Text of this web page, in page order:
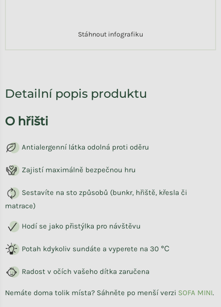
Stáhnout infografiku
Detailní popis produktu
O hřišti
Antialergenní látka odolná proti oděru
Zajistí maximálně bezpečnou hru
Sestavíte na sto způsobů (bunkr, hřiště, křesla či
matrace)
Hodí se jako přistýlka pro návštěvu
Potah kdykoliv sundáte a vyperete na 30 ℃
Radost v očích vašeho dítka zaručena
Nemáte doma tolik místa? Sáhněte po menší verzi SOFA MINI.